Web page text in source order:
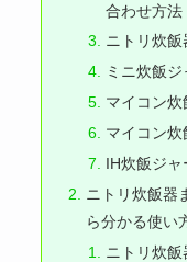
合わせ方法
ニトリ炊飯
ミニ炊飯
マイコン炊
マイコン炊
IH炊飯ジ
ニトリ炊飯器
ら分かる使い
ニトリ炊飯